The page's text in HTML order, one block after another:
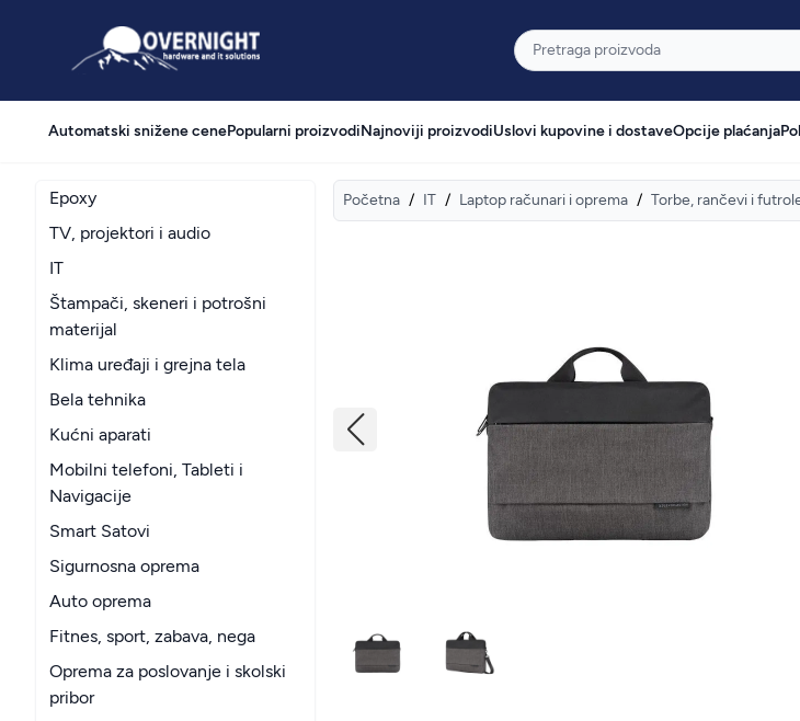
Overnight Pretraga
Automatski snižene cenePopularni proizvodiNajnoviji proizvodiUslovi kupovine i dostaveOpcije plaćanja
Epoxy
TV, projektori i audio
IT
Štampači, skeneri i potrošni
materijal
Klima uređaji i grejna tela
Bela tehnika
Kućni aparati
Mobilni telefoni, Tableti i
Navigacije
Smart Satovi
Sigurnosna oprema
Auto oprema
Fitnes, sport, zabava, nega
Oprema za poslovanje i skolski
pribor
Početna / IT / Laptop računari i oprema / Torbe, rančevi i